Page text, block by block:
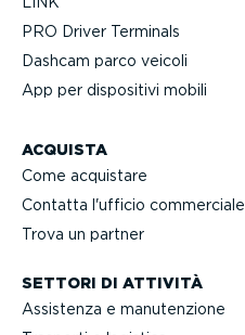
PRO Driver Terminals
Dashcam parco veicoli
App per dispositivi mobili
ACQUISTA
Come acquistare
Contatta l'ufficio commerciale
Trova un partner
SETTORI DI ATTIVITÀ
Assistenza e manuten­zione